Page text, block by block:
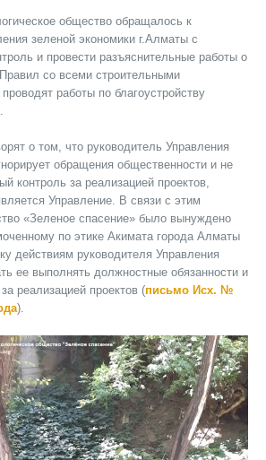
общество обращалось к
зеленой экономики г.Алматы с
и провести разъяснительные работы о
со всеми строительными
работы по благоустройству
о том, что руководитель Управления
обращения общественности и не
контроль за реализацией проектов,
Управление. В связи с этим
«Зеленое спасение» было вынуждено
по этике Акимата города Алматы
действиям руководителя Управления
ее выполнять должностные обязанности и
реализацией проектов (письмо Исх. №
).